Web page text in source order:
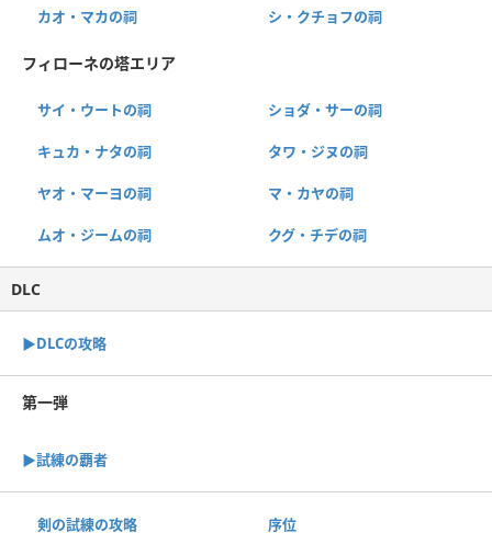
カオ・マカの祠 シ・クチョフの祠
フィローネの塔エリア
サイ・ウートの祠 ショダ・サーの祠
キュカ・ナタの祠 タワ・ジヌの祠
ヤオ・マーヨの祠 マ・カヤの祠
ムオ・ジームの祠 クグ・チデの祠
DLC
▶︎DLCの攻略
第一弾
▶︎試練の覇者
剣の試練の攻略 序位